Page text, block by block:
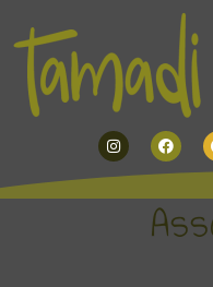
Instagram